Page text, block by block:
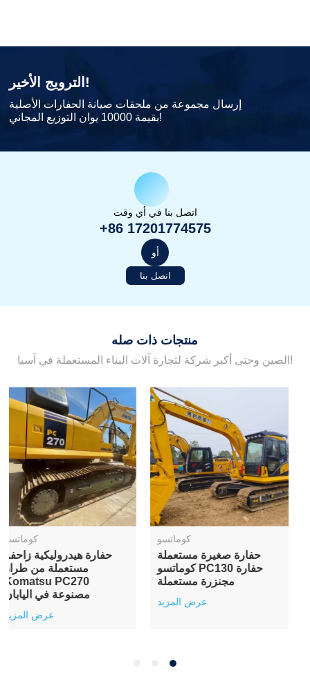
الترويج الأخير!
إرسال مجموعة من ملحقات صيانة الحفارات الأصلية
بقيمة 10000 يوان التوزيع المجاني!
اتصل بنا في أي وقت
+86 17201774575
أو
اتصل بنا
منتجات ذات صله
الصين وحتى أكبر شركة لتجارة آلات البناء المستعملة في آسيا!
كوماتسو
حفارة هيدروليكية زاحفة
كوماتسو PC240 مستعملة
سعة 24 طنًا مصنوعة في
اليابان
عرض المزيد
كوماتسو
حفارة زاحفة هيدروليكية
مستعملة من طراز
كوماتسو PC270 متوسطة